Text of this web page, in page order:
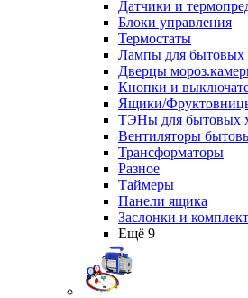
Датчики и
Блоки управления
Термостаты
Лампы для бытовых
Дверцы
Кнопки и
Ящики/
ТЭНы для бытовых
Вентиляторы
Трансформаторы
Разное
Таймеры
Панели ящика
Заслонки и
Ещё 9